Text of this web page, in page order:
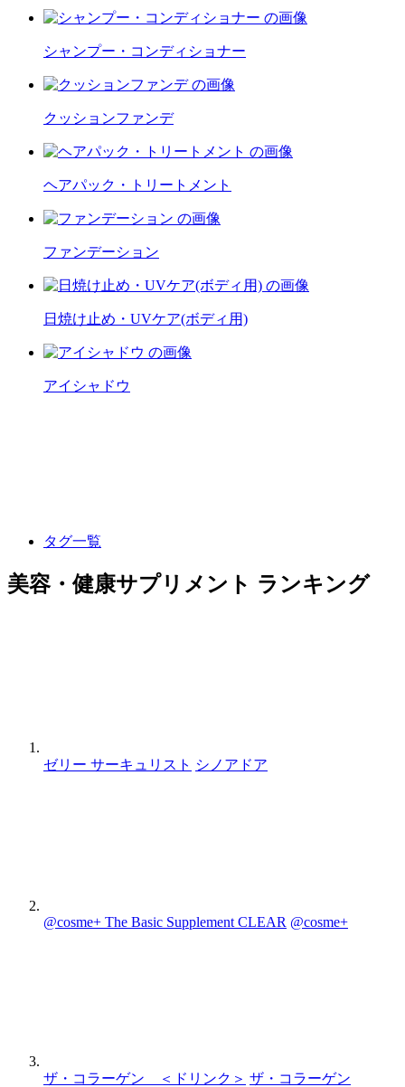
シャンプー・コンディショナー
クッションファンデ
ヘアパック・トリートメント
ファンデーション
日焼け止め・UVケア(ボディ用)
アイシャドウ
タグ一覧
美容・健康サプリメント ランキング
ゼリー サーキュリスト シノアドア
@cosme+ The Basic Supplement CLEAR @cosme+
ザ・コラーゲン ＜ドリンク＞ ザ・コラーゲン